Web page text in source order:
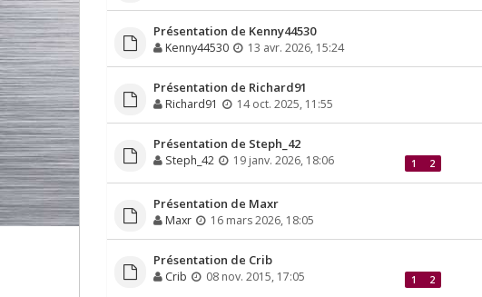
Présentation de Kenny44530
Kenny44530 13 avr. 2026, 15:24
Présentation de Richard91
Richard91 14 oct. 2025, 11:55
Présentation de Steph_42
1 2
Steph_42 19 janv. 2026, 18:06
Présentation de Maxr
Maxr 16 mars 2026, 18:05
Présentation de Crib
1 2
Crib 08 nov. 2015, 17:05